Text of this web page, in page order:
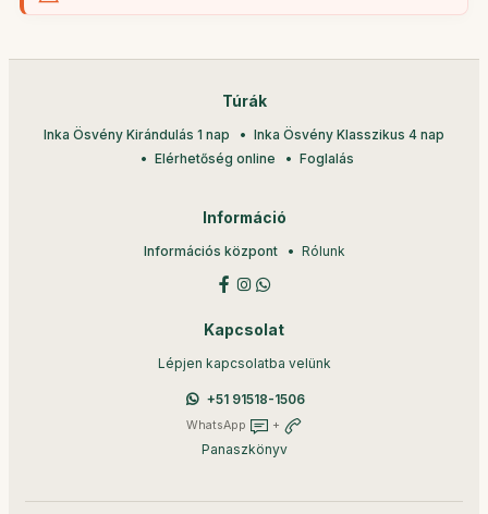
Túrák
Inka Ösvény Kirándulás 1 nap
Inka Ösvény Klasszikus 4 nap
Elérhetőség online
Foglalás
Információ
Információs központ Rólunk
Kapcsolat
Lépjen kapcsolatba velünk
+51 91518-1506
WhatsApp +
Panaszkönyv